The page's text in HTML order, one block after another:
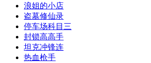
浪姐的小店
盗墓修仙录
停车场科目三
封锁高高手
坦克冲锋连
热血枪手